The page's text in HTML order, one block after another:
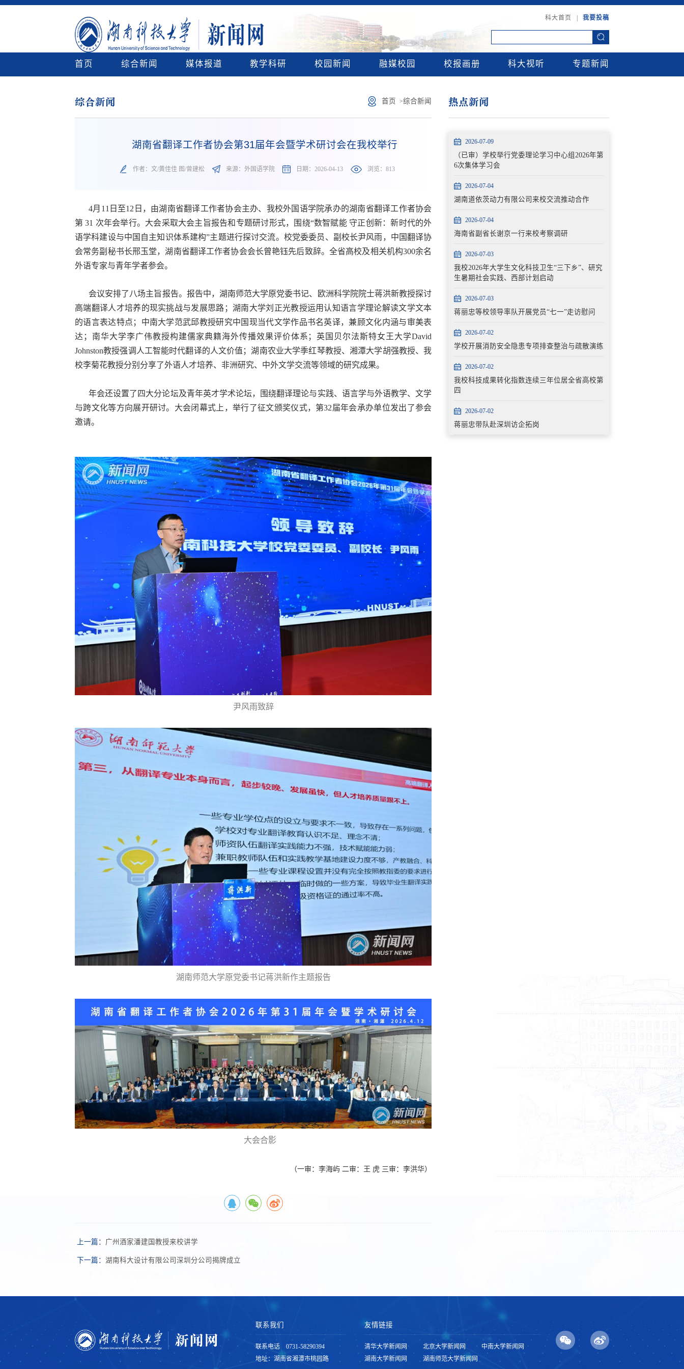
科大首页 | 我要投稿
首页 综合新闻 媒体报道 教学科研 校园新闻 融媒校园 校报画册 科大视听 专题新闻
综合新闻 首页 >综合新闻
湖南省翻译工作者协会第31届年会暨学术研讨会在我校举行
作者：文/黄佳佳 图/曾建松 来源：外国语学院 日期：2026-04-13 浏览：813
4月11日至12日， 由湖南省翻译工作者协会主办、我校外国语学院承办的湖南省翻译工作者协会
第 31 次年会举行。大会采取大会主旨报告和专题研讨形式，围绕“数智赋能 守正创新：新时代的外
语学科建设与中国自主知识体系建构”主题进行探讨交流。 校党委委员、副校长尹风雨，中国翻译协
会常务副秘书长邢玉堂，湖南省翻译工作者协会会长曾艳钰先后致辞。 全省高校及相关机构300余名
外语专家与青年学者参会。
会议安排了八场主旨报告。报告中，湖南师范大学原党委书记、欧洲科学院院士蒋洪新教授探讨
高端翻译人才培养的现实挑战与发展思路；湖南大学刘正光教授运用认知语言学理论解读文学文本
的语言表达特点；中南大学范武邱教授研究中国现当代文学作品书名英译，兼顾文化内涵与审美表
达；南华大学李广伟教授构建儒家典籍海外传播效果评价体系；英国贝尔法斯特女王大学David
Johnston教授强调人工智能时代翻译的人文价值；湖南农业大学季红琴教授、湘潭大学胡强教授、我
校李菊花教授分别分享了外语人才培养、非洲研究、中外文学交流等领域的研究成果。
年会还设置了四大分论坛及青年英才学术论坛，围绕翻译理论与实践、语言学与外语教学、文学
与跨文化等方向展开研讨。大会闭幕式上，举行了征文颁奖仪式，第32届年会承办单位发出了参会
邀请。
尹风雨致辞
湖南师范大学原党委书记蒋洪新作主题报告
大会合影
（一审：李海屿 二审：王 虎 三审：李洪华）
上一篇： 广州酒家潘建国教授来校讲学
下一篇： 湖南科大设计有限公司深圳分公司揭牌成立
热点新闻
2026-07-09
（已审）学校举行党委理论学习中心组2026年第
6次集体学习会
2026-07-04
湖南道依茨动力有限公司来校交流推动合作
2026-07-04
海南省副省长谢京一行来校考察调研
2026-07-03
我校2026年大学生文化科技卫生“三下乡”、研究
生暑期社会实践、西部计划启动
2026-07-03
蒋丽忠等校领导率队开展党员“七一”走访慰问
2026-07-02
学校开展消防安全隐患专项排查整治与疏散演练
2026-07-02
我校科技成果转化指数连续三年位居全省高校第
四
2026-07-02
蒋丽忠带队赴深圳访企拓岗
联系我们
联系电话 0731-58290394
地址：湖南省湘潭市桃园路
友情链接
清华大学新闻网 北京大学新闻网
中南大学新闻网
湖南大学新闻网
湖南师范大学新闻网